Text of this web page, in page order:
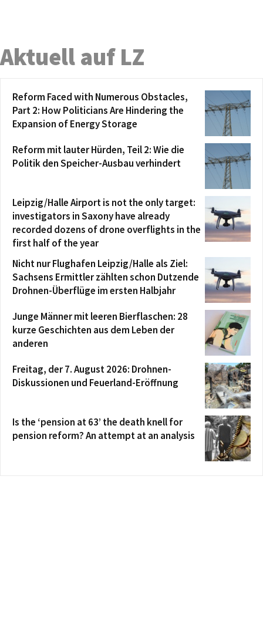
Aktuell auf LZ
Reform Faced with Numerous Obstacles,
Part 2: How Politicians Are Hindering the
Expansion of Energy Storage
Reform mit lauter Hürden, Teil 2: Wie die
Politik den Speicher-Ausbau verhindert
Leipzig/Halle Airport is not the only target:
investigators in Saxony have already
recorded dozens of drone overflights in the
first half of the year
Nicht nur Flughafen Leipzig/Halle als Ziel:
Sachsens Ermittler zählten schon Dutzende
Drohnen-Überflüge im ersten Halbjahr
Junge Männer mit leeren Bierflaschen: 28
kurze Geschichten aus dem Leben der
anderen
Freitag, der 7. August 2026: Drohnen-
Diskussionen und Feuerland-Eröffnung
Is the ‘pension at 63’ the death knell for
pension reform? An attempt at an analysis